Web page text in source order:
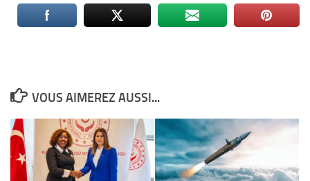
VOUS AIMEREZ AUSSI...